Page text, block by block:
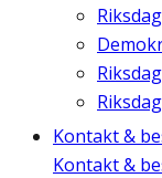
Kontakt &
Kontakt &